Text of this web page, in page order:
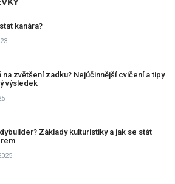
kanára?
na zvětšení zadku? Nejúčinnější cvičení a tipy
výsledek
Základy kulturistiky a jak se stát